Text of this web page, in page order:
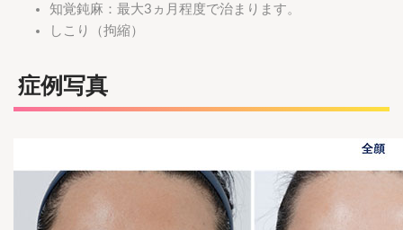
知覚鈍麻：最大3ヵ月程度で治まります。
しこり（拘縮）
症例写真